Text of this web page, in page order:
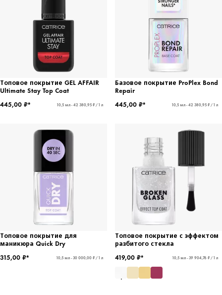
Топовое покрытие GEL AFFAIR
Ultimate Stay Top Coat
445,00 ₽*
10,5 мл - 42 380,95 ₽ / 1 л
Базовое покрытие ProPlex Bond
Repair
445,00 ₽*
10,5 мл - 42 380,95 ₽ / 1 л
Топовое покрытие для
маникюра Quick Dry
315,00 ₽*
10,5 мл - 30 000,00 ₽ / 1 л
Топовое покрытие с эффектом
разбитого стекла
419,00 ₽*
10,5 мл - 39 904,76 ₽ / 1 л